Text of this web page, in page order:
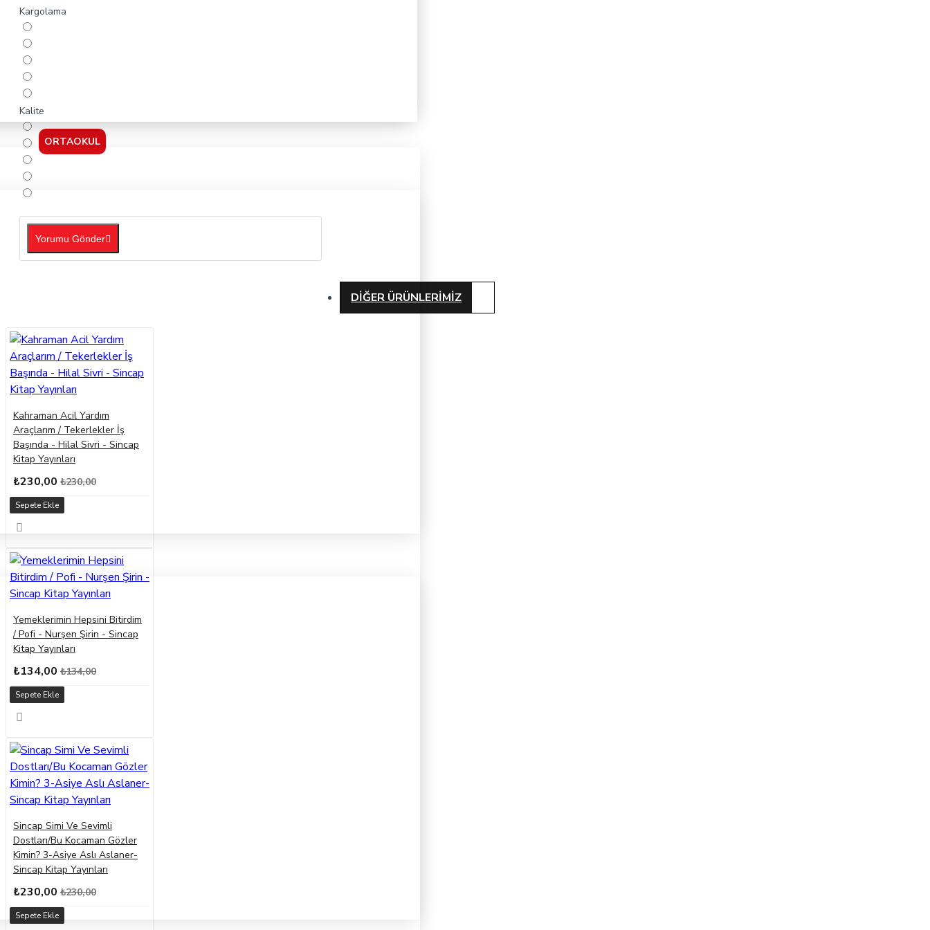
ORTAOKUL
Kargolama
Kalite
Yorumu Gönder
DIĞER ÜRÜNLERIMIZ
Kahraman Acil Yardım
Araçlarım / Tekerlekler İş
Başında - Hilal Sivri - Sincap
Kitap Yayınları
₺230,00 ₺230,00
Sepete Ekle
Yemeklerimin Hepsini Bitirdim
/ Pofi - Nurşen Şirin - Sincap
Kitap Yayınları
₺134,00 ₺134,00
Sepete Ekle
Sincap Simi Ve Sevimli
Dostları/Bu Kocaman Gözler
Kimin? 3-Asiye Aslı Aslaner-
Sincap Kitap Yayınları
₺230,00 ₺230,00
Sepete Ekle